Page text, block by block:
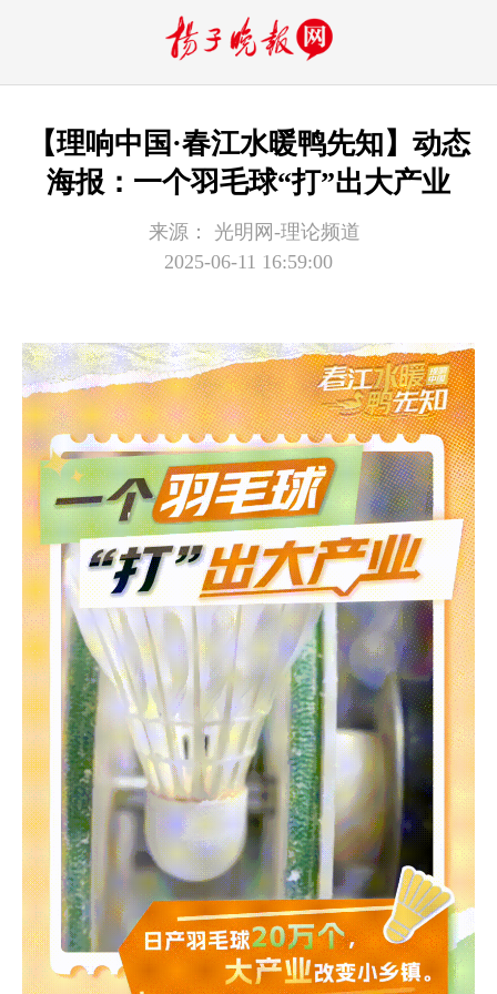
【理响中国·春江水暖鸭先知】动态
海报：一个羽毛球“打”出大产业
来源：
光明网-理论频道
2025-06-11 16:59:00